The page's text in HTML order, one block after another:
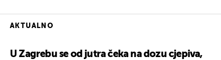
AKTUALNO
U Zagrebu se od jutra čeka na dozu cjepiva,